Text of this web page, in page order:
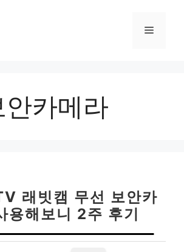
메
카메라
래빗캠 무선 보안카
용해보니 2주 후기